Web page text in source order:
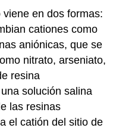
en dos formas:
cationes como
aniónicas, que se
nitrato, arseniato,
resina
solución salina
las resinas
el catión del sitio de